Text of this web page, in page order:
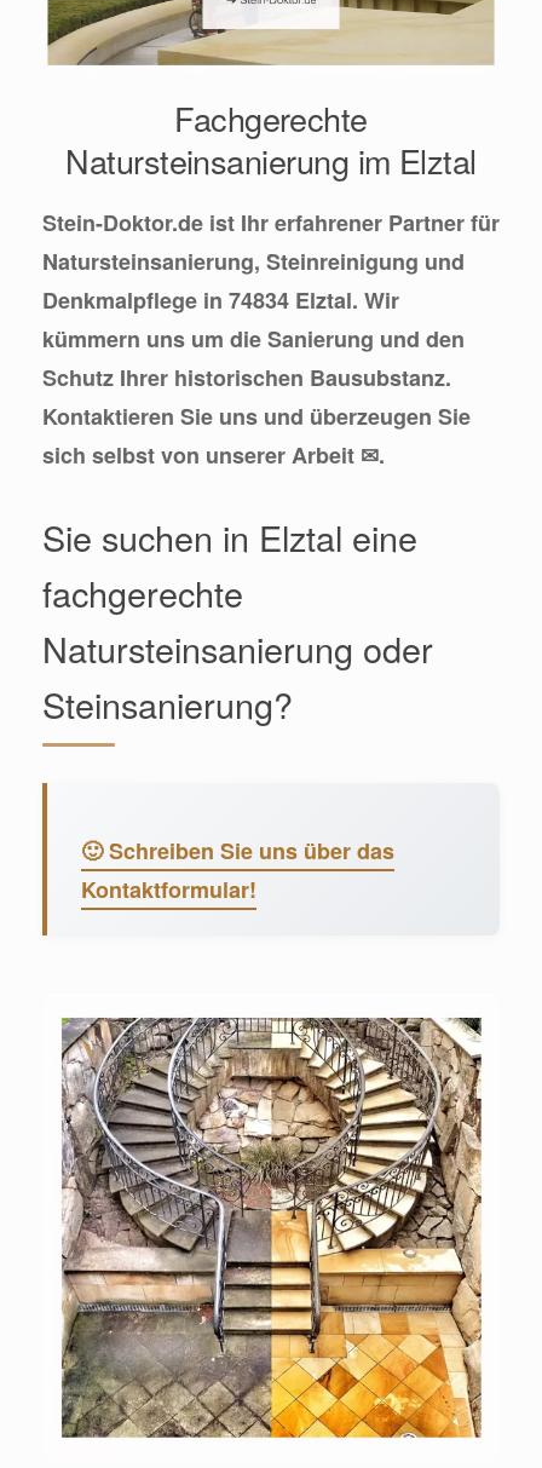
Fachgerechte
Natursteinsanierung im Elztal
Stein-Doktor.de ist Ihr erfahrener Partner für
Natursteinsanierung, Steinreinigung und
Denkmalpflege in 74834 Elztal. Wir
kümmern uns um die Sanierung und den
Schutz Ihrer historischen Bausubstanz.
Kontaktieren Sie uns und überzeugen Sie
sich selbst von unserer Arbeit ✉.
Sie suchen in Elztal eine
fachgerechte
Natursteinsanierung oder
Steinsanierung?
🙂 Schreiben Sie uns über das
Kontaktformular!